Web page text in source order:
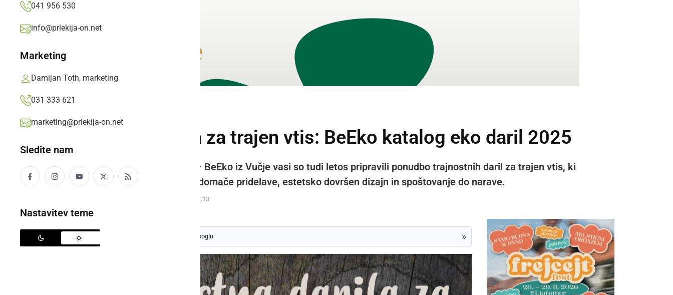
041 956 530
info@prlekija-on.net
Marketing
Damijan Toth, marketing
031 333 621
marketing@prlekija-on.net
Sledite nam
Nastavitev teme
Trajnostna darila za trajen vtis: BeEko katalog eko daril 2025
Na prleški eko kmetiji Paldauf – BeEko iz Vučje vasi so tudi letos pripravili ponudbo trajnostnih daril za trajen vtis, ki
združuje kakovostne izdelke iz domače pridelave, estetsko dovršen dizajn in spoštovanje do narave.
petek, 21. november 2025 ob 12:13
Izberite kot svoj prednostni vir na Googlu »